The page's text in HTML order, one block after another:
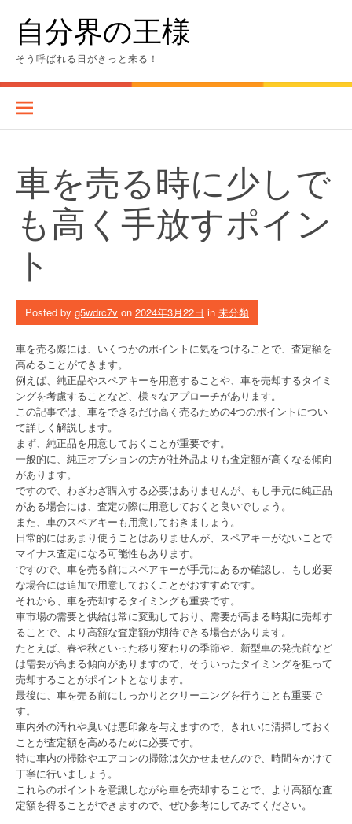
content自分界の王様
そう呼ばれる日がきっと来る！
車を売る時に少しで
も高く手放すポイン
ト
Posted by g5wdrc7v on 2024年3月22日 in 未分類
車を売る際には、いくつかのポイントに気をつけることで、査定額を
高めることができます。
例えば、純正品やスペアキーを用意することや、車を売却するタイミ
ングを考慮することなど、様々なアプローチがあります。
この記事では、車をできるだけ高く売るための4つのポイントについ
て詳しく解説します。
まず、純正品を用意しておくことが重要です。
一般的に、純正オプションの方が社外品よりも査定額が高くなる傾向
があります。
ですので、わざわざ購入する必要はありませんが、もし手元に純正品
がある場合には、査定の際に用意しておくと良いでしょう。
また、車のスペアキーも用意しておきましょう。
日常的にはあまり使うことはありませんが、スペアキーがないことで
マイナス査定になる可能性もあります。
ですので、車を売る前にスペアキーが手元にあるか確認し、もし必要
な場合には追加で用意しておくことがおすすめです。
それから、車を売却するタイミングも重要です。
車市場の需要と供給は常に変動しており、需要が高まる時期に売却す
ることで、より高額な査定額が期待できる場合があります。
たとえば、春や秋といった移り変わりの季節や、新型車の発売前など
は需要が高まる傾向がありますので、そういったタイミングを狙って
売却することがポイントとなります。
最後に、車を売る前にしっかりとクリーニングを行うことも重要で
す。
車内外の汚れや臭いは悪印象を与えますので、きれいに清掃しておく
ことが査定額を高めるために必要です。
特に車内の掃除やエアコンの掃除は欠かせませんので、時間をかけて
丁寧に行いましょう。
これらのポイントを意識しながら車を売却することで、より高額な査
定額を得ることができますので、ぜひ参考にしてみてください。